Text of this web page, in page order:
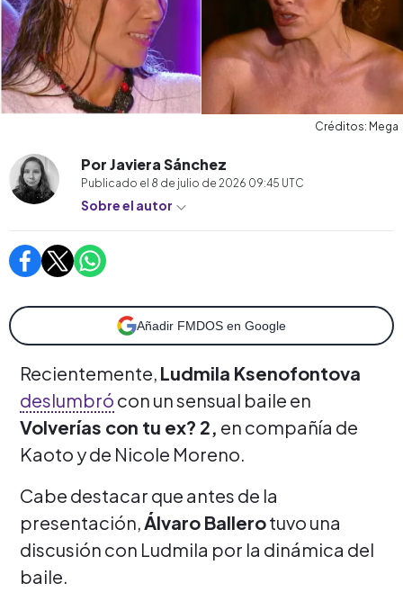
Créditos: Mega
Por Javiera Sánchez
Publicado el 8 de julio de 2026 09:45 UTC
Sobre el autor
Añadir FMDOS en Google
Recientemente, Ludmila Ksenofontova
deslumbró con un sensual baile en
Volverías con tu ex? 2, en compañía de
Kaoto y de Nicole Moreno.
Cabe destacar que antes de la
presentación, Álvaro Ballerotuvo una
discusión con Ludmila por la dinámica del
baile.